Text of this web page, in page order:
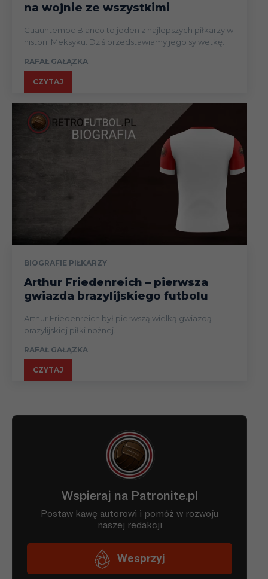
na wojnie ze wszystkimi
Cuauhtemoc Blanco to jeden z najlepszych piłkarzy w
historii Meksyku. Dziś przedstawiamy jego sylwetkę.
RAFAŁ GAŁĄZKA
CZYTAJ
BIOGRAFIE PIŁKARZY
Arthur Friedenreich – pierwsza
gwiazda brazylijskiego futbolu
Arthur Friedenreich był pierwszą wielką gwiazdą
brazylijskiej piłki nożnej.
RAFAŁ GAŁĄZKA
CZYTAJ